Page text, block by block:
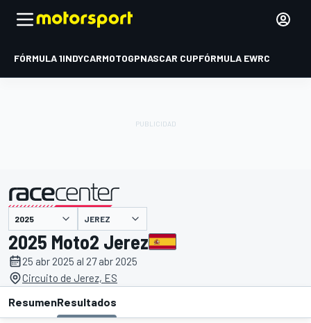
FÓRMULA 1INDYCARMOTOGPNASCAR CUPFÓRMULA EWRC
presentado por JEREZ
2025 Moto2 Jerez
25 abr 2025 al 27 abr 2025
Circuito de Jerez, ES
ResumenResultados